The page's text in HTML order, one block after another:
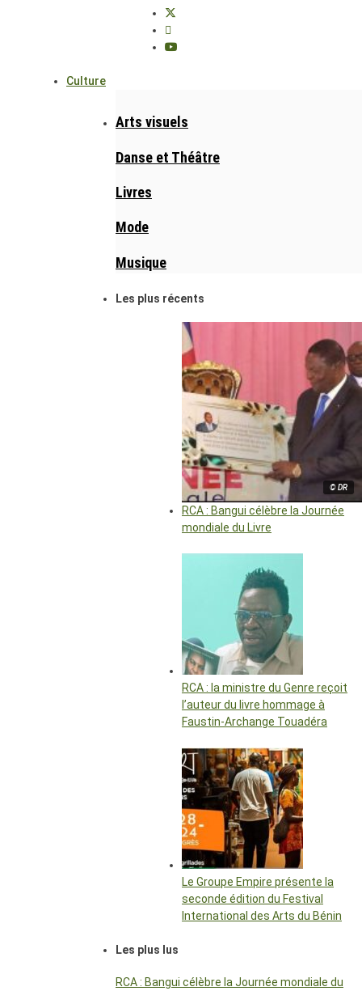
Culture
Arts visuels
Danse et Théâtre
Livres
Mode
Musique
Les plus récents
© DR
RCA : Bangui célèbre la Journée
mondiale du Livre
RCA : la ministre du Genre reçoit
l’auteur du livre hommage à
Faustin-Archange Touadéra
Le Groupe Empire présente la
seconde édition du Festival
International des Arts du Bénin
Les plus lus
RCA : Bangui célèbre la Journée mondiale du